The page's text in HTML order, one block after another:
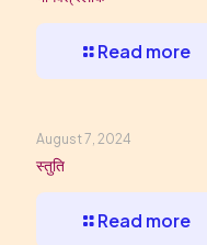
Read more
August 7, 2024
स्तुति
Read more